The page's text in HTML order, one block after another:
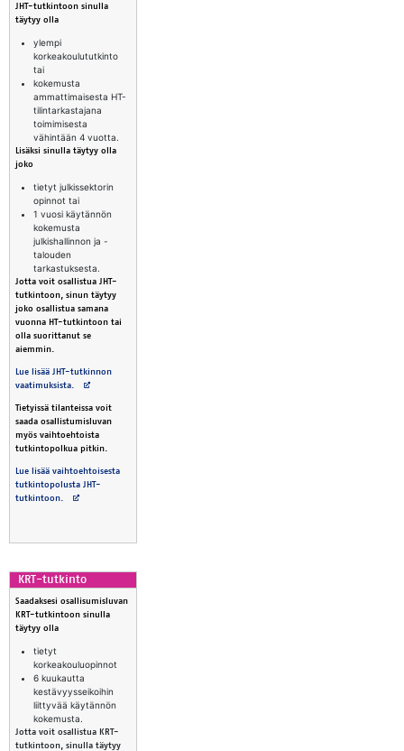
JHT-tutkintoon sinulla
täytyy olla
ylempi
korkeakoulututkinto
tai
kokemusta
ammattimaisesta HT-
tilintarkastajana
toimimisesta
vähintään 4 vuotta.
Lisäksi sinulla täytyy olla
joko
tietyt julkissektorin
opinnot tai
1 vuosi käytännön
kokemusta
julkishallinnon ja -
talouden
tarkastuksesta.
Jotta voit osallistua JHT-
tutkintoon, sinun täytyy
joko osallistua samana
vuonna HT-tutkintoon tai
olla suorittanut se
aiemmin.
Lue lisää JHT-tutkinnon
vaatimuksista.
Avautuu uuteen välilehteen
Tietyissä tilanteissa voit
saada osallistumisluvan
myös vaihtoehtoista
tutkintopolkua pitkin.
Lue lisää vaihtoehtoisesta
tutkintopolusta JHT-
tutkintoon.
Avautuu uuteen välilehteen
KRT-tut­kinto
Saadaksesi osallisumisluvan
KRT-tutkintoon sinulla
täytyy olla
tietyt
korkeakouluopinnot
6 kuukautta
kestävyysseikoihin
liittyvää käytännön
kokemusta.
Jotta voit osallistua KRT-
tutkintoon, sinulla täytyy